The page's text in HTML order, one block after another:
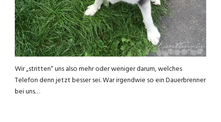
Wir „stritten“ uns also mehr oder weniger darum, welches
Telefon denn jetzt besser sei. War irgendwie so ein Dauerbrenner
bei uns…